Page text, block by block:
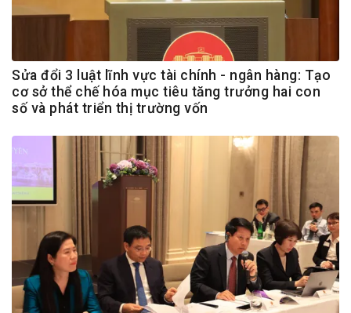
Sửa đổi 3 luật lĩnh vực tài chính - ngân hàng: Tạo
cơ sở thể chế hóa mục tiêu tăng trưởng hai con
số và phát triển thị trường vốn